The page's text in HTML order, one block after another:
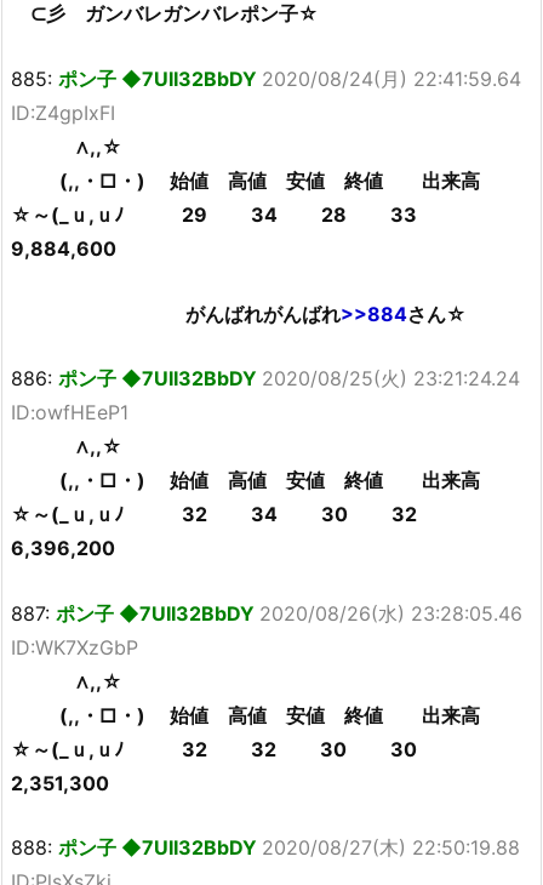
⊂彡 ガンバレガンバレポン子☆
885: ポン子 ◆7UII32BbDY 2020/08/24(月) 22:41:59.64
ID:Z4gpIxFI
∧,,☆
(,,・□・) 始値 高値 安値 終値 出来高
☆～(_ｕ,ｕﾉ 29 34 28 33
9,884,600
がんばれがんばれ>>884さん☆
886: ポン子 ◆7UII32BbDY 2020/08/25(火) 23:21:24.24
ID:owfHEeP1
∧,,☆
(,,・□・) 始値 高値 安値 終値 出来高
☆～(_ｕ,ｕﾉ 32 34 30 32
6,396,200
887: ポン子 ◆7UII32BbDY 2020/08/26(水) 23:28:05.46
ID:WK7XzGbP
∧,,☆
(,,・□・) 始値 高値 安値 終値 出来高
☆～(_ｕ,ｕﾉ 32 32 30 30
2,351,300
888: ポン子 ◆7UII32BbDY 2020/08/27(木) 22:50:19.88